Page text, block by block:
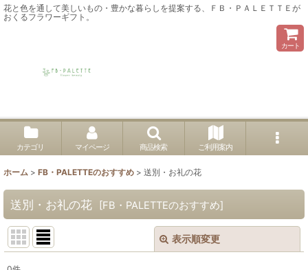
花と色を通して美しいもの・豊かな暮らしを提案する、ＦＢ・ＰＡＬＥＴＴＥが
おくるフラワーギフト。
カート
カテゴリ マイページ 商品検索 ご利用案内
ホーム > FB・PALETTEのおすすめ > 送別・お礼の花
送別・お礼の花 [FB・PALETTEのおすすめ]
表示順変更